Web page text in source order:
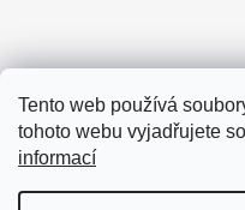
Tento web používá
tohoto webu vyjadřujete
informací
Facebook